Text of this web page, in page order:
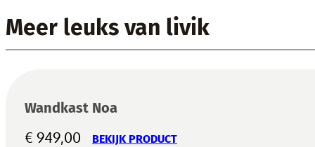
Meer leuks van livik
Wandkast Noa
€ 949,00 BEKIJK PRODUCT